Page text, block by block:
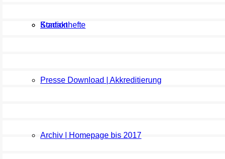
Kontakt
Stadionhefte
Presse Download | Akkreditierung
Archiv | Homepage bis 2017